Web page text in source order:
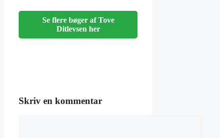
Se flere bøger af Tove
Ditlevsen her
Skriv en kommentar